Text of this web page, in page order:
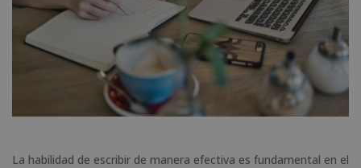
La habilidad de escribir de manera efectiva es fundamental en el